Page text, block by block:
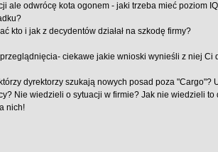
ale odwrócę kota ogonem - jaki trzeba mieć poziom
kto i jak z decydentów działał na szkodę firmy?
ciekawe jakie wnioski wynieśli z niej Ci
dyrektorzy szukają nowych posad poza "Cargo"?
Nie wiedzieli o sytuacji w firmie? Jak nie wiedzieli to
nich!